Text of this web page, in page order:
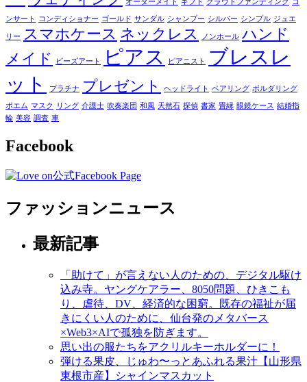
オーダーメイド ギフト クラウドファンディング コ
ンサート コンディショナー ゴールド サンダル シャンプー シルバー シンプル ジュエ
リー スマホケース ネックレス ノンホール ハンド
メイド
ビーズアート ピアス ピアニスト
ブレスレ
ット
プラチナ プレゼント ヘッドライト ペアリング ボルダリング
ポエム マスク リング 介護士 吹奏楽団 和風 天然石 探偵 書家 畳縁 眼鏡ケース 結婚指
輪 美容 調査 車
Facebook
ファッションニュース
最新記事
「助けて」が言えない人のための、デジタル駆け
込み寺。ヤングケアラー、8050問題、ひきこも
り、虐待、DV、経済的な困窮。既存の福祉が届
きにくい人のために、仙台発のメタバース
×Web3×AIで孤独を防ぎます。
思い出の服たちをアクリルキーホルダーに！
弾ける果皮、じゅわ〜っとあふれる果汁【山形県
東根市産】シャインマスカット